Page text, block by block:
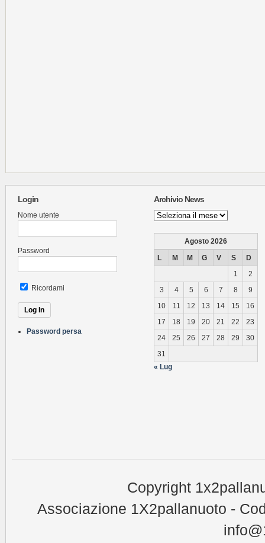
Login
Nome utente
Password
Ricordami
Password persa
Archivio News
Archivio
News
Agosto 2026
L
M M G V S
D
1
2
3
4 5 6 7 8
9
10
11 12 13 14 15
16
17
18 19 20 21 22
23
24
25 26 27 28 29
30
31
« Lug
Copyright
Associazione 1X2pallanuoto -